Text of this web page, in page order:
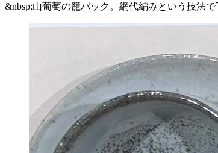
&nbsp;山葡萄の籠バック。網代編みという技法